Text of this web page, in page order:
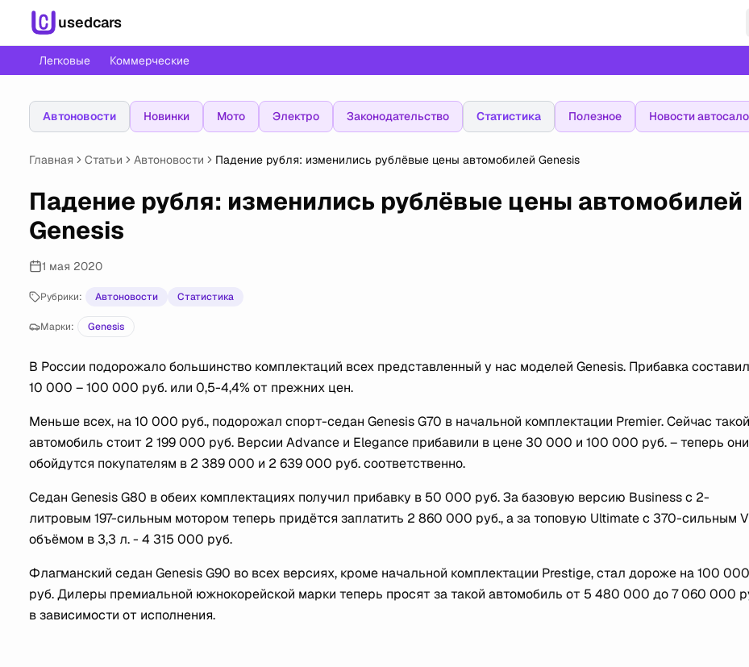
usedcars
Легковые Коммерческие
Автоновости Новинки Мото Электро Законодательство Статистика Полезное Новости
Главная Статьи Автоновости Падение рубля: изменились рублёвые цены автомобилей Genesis
Падение рубля: изменились рублёвые цены автомобилей
Genesis
1 мая 2020
Рубрики: Автоновости Статистика
Марки: Genesis
В России подорожало большинство комплектаций всех представленный у нас моделей Genesis. Прибавка
10 000 – 100 000 руб. или 0,5-4,4% от прежних цен.
Меньше всех, на 10 000 руб., подорожал спорт-седан Genesis G70 в начальной комплектации Premier. Сейчас такой
автомобиль стоит 2 199 000 руб. Версии Advance и Elegance прибавили в цене 30 000 и 100 000 руб. – теперь они
обойдутся покупателям в 2 389 000 и 2 639 000 руб. соответственно.
Седан Genesis G80 в обеих комплектациях получил прибавку в 50 000 руб. За базовую версию Business с 2-
литровым 197-сильным мотором теперь придётся заплатить 2 860 000 руб., а за топовую Ultimate с 370-сильным
объёмом в 3,3 л. - 4 315 000 руб.
Флагманский седан Genesis G90 во всех версиях, кроме начальной комплектации Prestige, стал дороже на 100 000
руб. Дилеры премиальной южнокорейской марки теперь просят за такой автомобиль от 5 480 000 до 7 060 000
в зависимости от исполнения.